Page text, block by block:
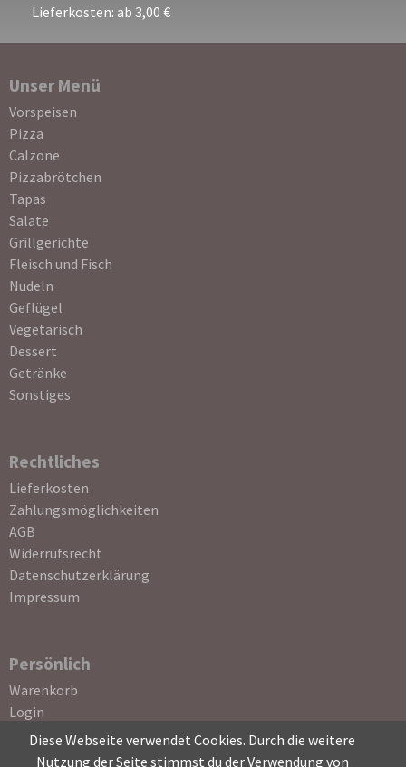
Lieferkosten: ab 3,00 €
Unser Menü
Navigation
überspringen
Vorspeisen
Pizza
Calzone
Pizzabrötchen
Tapas
Salate
Grillgerichte
Fleisch und Fisch
Nudeln
Geflügel
Vegetarisch
Dessert
Getränke
Sonstiges
Rechtliches
Navigation
überspringen
Lieferkosten
Zahlungsmöglichkeiten
AGB
Widerrufsrecht
Datenschutzerklärung
Impressum
Persönlich
Navigation
überspringen
Warenkorb
Login
Registrierung
Passwort vergessen
Diese Webseite verwendet Cookies. Durch die weitere
Nutzung der Seite stimmst du der Verwendung von